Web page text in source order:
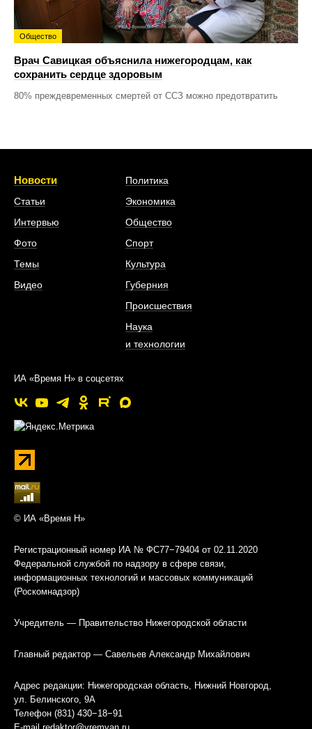
Общество
Врач Савицкая объяснила нижегородцам, как
сохранить сердце здоровым
80% преждевременных смертей от ССЗ можно предотвратить
Новости
Статьи
Интервью
Фото
Темы
Видео
Политика
Экономика
Общество
Спорт
Культура
Губерния
Происшествия
Наука
и технологии
ИА «Время Н» в соцсетях
© ИА «Время Н»
Регистрационный номер ИА № ФС77−79404 от 02.11.2020
Федеральной службой по надзору в сфере связи,
информационных технологий и массовых коммуникаций
(Роскомнадзор)
Учредитель — Правительство Нижегородской области
Главный редактор — Савельев Александр Михайлович
Адрес редакции: Нижегородская область, Нижний Новгород,
ул. Белинского, 9А
Телефон (831) 430−18−91